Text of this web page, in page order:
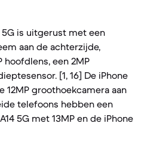
5G is uitgerust met een
aan de achterzijde,
hoofdlens, een 2MP
[1, 16] De iPhone
12MP groothoekcamera aan
telefoons hebben een
5G met 13MP en de iPhone